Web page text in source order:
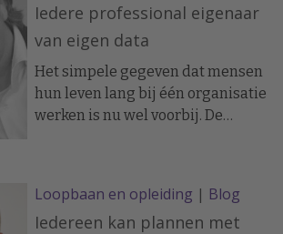
Iedere professional eigenaar
van eigen data
Het simpele gegeven dat mensen
hun leven lang bij één organisatie
werken is nu wel voorbij. De
groter worden. Dat heeft op
allerlei fronten impact en zeker op
Loopbaan en opleiding | Blog
Iedereen kan plannen met